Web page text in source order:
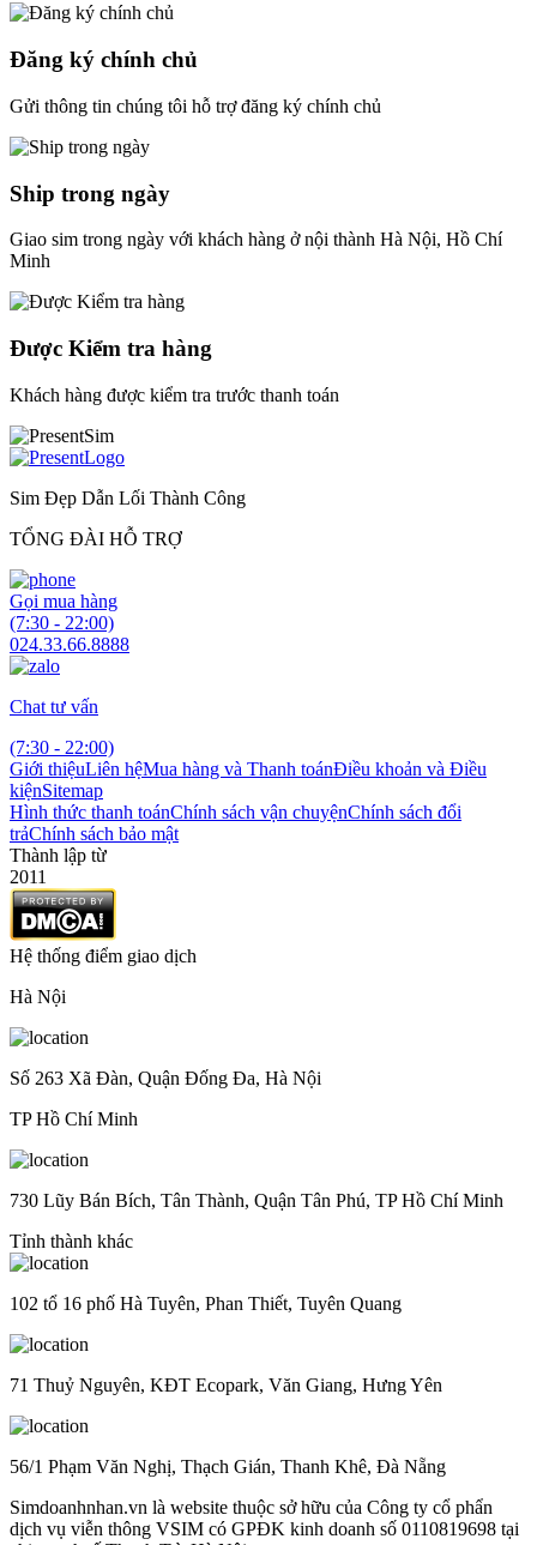
Đăng ký chính chủ
Gửi thông tin chúng tôi hỗ trợ đăng ký chính chủ
Ship trong ngày
Giao sim trong ngày với khách hàng ở nội thành Hà Nội, Hồ Chí
Minh
Được Kiểm tra hàng
Khách hàng được kiểm tra trước thanh toán
Sim Đẹp Dẫn Lối Thành Công
TỔNG ĐÀI HỖ TRỢ
Gọi mua hàng
(7:30 - 22:00)
024.33.66.8888
Chat tư vấn
(7:30 - 22:00)
Giới thiệuLiên hệMua hàng và Thanh toánĐiều khoản và Điều
kiệnSitemap
Hình thức thanh toánChính sách vận chuyệnChính sách đổi
trảChính sách bảo mật
Thành lập từ
2011
Hệ thống điểm giao dịch
Hà Nội
Số 263 Xã Đàn, Quận Đống Đa, Hà Nội
TP Hồ Chí Minh
730 Lũy Bán Bích, Tân Thành, Quận Tân Phú, TP Hồ Chí Minh
Tỉnh thành khác
102 tổ 16 phố Hà Tuyên, Phan Thiết, Tuyên Quang
71 Thuỷ Nguyên, KĐT Ecopark, Văn Giang, Hưng Yên
56/1 Phạm Văn Nghị, Thạch Gián, Thanh Khê, Đà Nẵng
Simdoanhnhan.vn là website thuộc sở hữu của Công ty cổ phẩn
dịch vụ viễn thông VSIM có GPĐK kinh doanh số 0110819698 tại